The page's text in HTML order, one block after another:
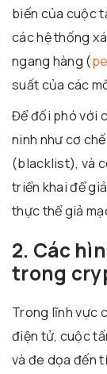
biến của cuộc
các hệ thống
ngang hàng (
suất của các
Để đối phó với
ninh như cơ
(blacklist), và
triển khai để
thực thể giả
2. Các
trong
Trong lĩnh vực
điện tử, cuộc
và đe dọa đến